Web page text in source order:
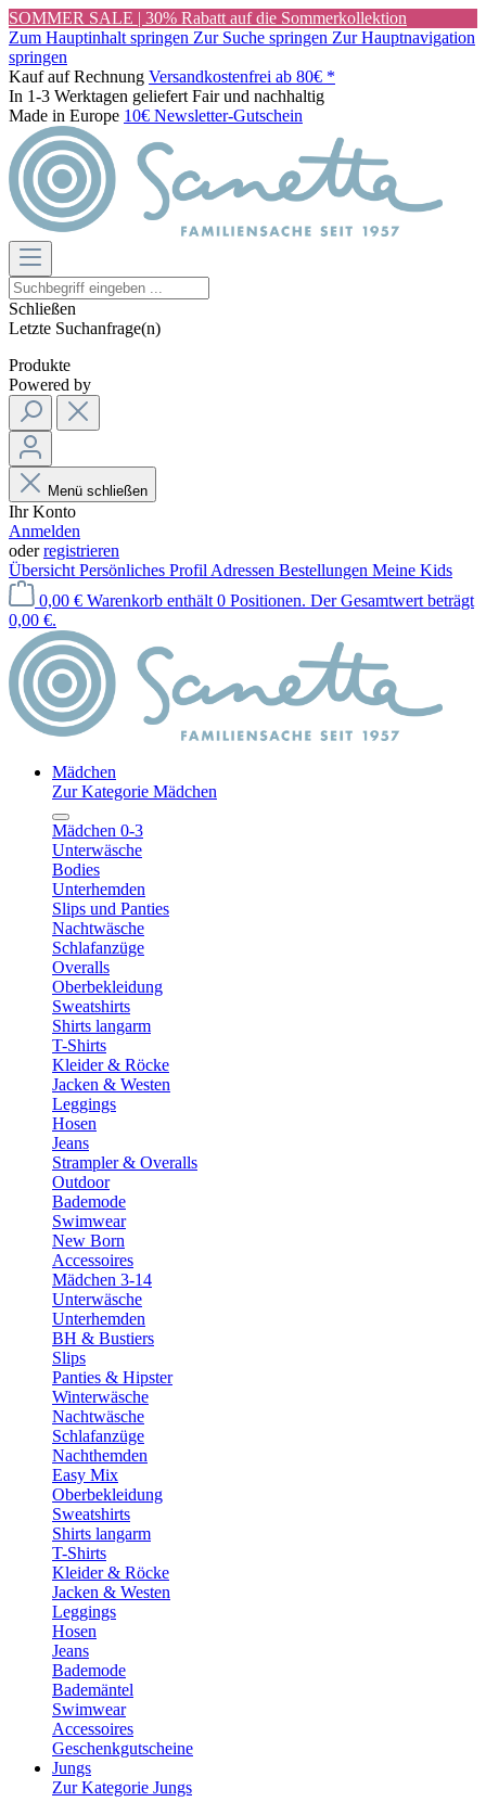
SOMMER SALE | 30% Rabatt auf die Sommerkollektion
Zum Hauptinhalt springen Zur Suche springen Zur Hauptnavigation
springen
Kauf auf Rechnung Versandkostenfrei ab 80€ *
In 1-3 Werktagen geliefert Fair und nachhaltig
Made in Europe 10€ Newsletter-Gutschein
Schließen
Letzte Suchanfrage(n)
Produkte
Powered by
Menü schließen
Ihr Konto
Anmelden
oderregistrieren
Übersicht Persönliches Profil Adressen Bestellungen Meine Kids
0,00 € Warenkorb enthält 0 Positionen. Der Gesamtwert beträgt
0,00 €.
Mädchen
Zur Kategorie Mädchen
Mädchen 0-3
Unterwäsche
Bodies
Unterhemden
Slips und Panties
Nachtwäsche
Schlafanzüge
Overalls
Oberbekleidung
Sweatshirts
Shirts langarm
T-Shirts
Kleider & Röcke
Jacken & Westen
Leggings
Hosen
Jeans
Strampler & Overalls
Outdoor
Bademode
Swimwear
New Born
Accessoires
Mädchen 3-14
Unterwäsche
Unterhemden
BH & Bustiers
Slips
Panties & Hipster
Winterwäsche
Nachtwäsche
Schlafanzüge
Nachthemden
Easy Mix
Oberbekleidung
Sweatshirts
Shirts langarm
T-Shirts
Kleider & Röcke
Jacken & Westen
Leggings
Hosen
Jeans
Bademode
Bademäntel
Swimwear
Accessoires
Geschenkgutscheine
Jungs
Zur Kategorie Jungs